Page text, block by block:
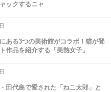
ックするニャ
ある3つの美術館がコラボ！猫が登
作品を紹介する「美熱女子」
田代島で愛された「ねこ太郎」と